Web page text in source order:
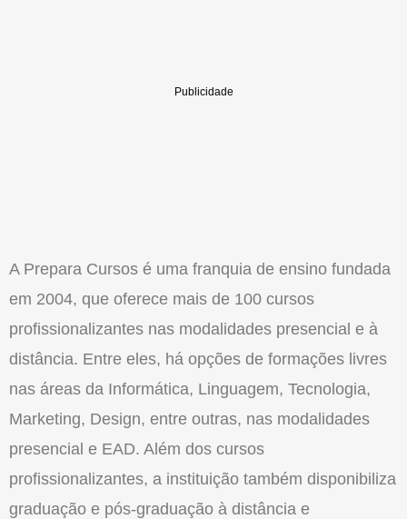
A Prepara Cursos é uma franquia de ensino fundada
em 2004, que oferece mais de 100 cursos
profissionalizantes nas modalidades presencial e à
distância. Entre eles, há opções de formações livres
nas áreas da Informática, Linguagem, Tecnologia,
Marketing, Design, entre outras, nas modalidades
presencial e EAD. Além dos cursos
profissionalizantes, a instituição também disponibiliza
graduação e pós-graduação à distância e